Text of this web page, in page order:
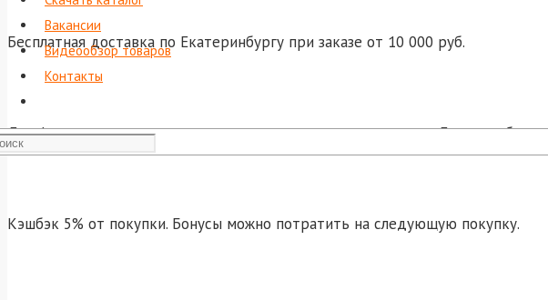
Вакансии
Видеообзор товаров
Контакты
Бесплатная доставка по Екатеринбургу при заказе от 10 000 руб.
Для физических лиц: оплата курьеру при получении товара в Екатеринбурге.
Кэшбэк 5% от покупки. Бонусы можно потратить на следующую покупку.